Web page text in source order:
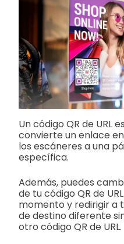
Un código QR de URL
convierte un enlace
los escáneres a una
específica.
Además, puedes
de tu código QR de
momento y redirigir a
de destino diferente
otro código QR de URL.